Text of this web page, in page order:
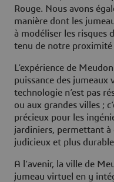
Rouge. Nous avons
manière dont les
à modéliser les risques
tenu de notre proximité
L’expérience de
puissance des
technologie n’est pas
ou aux grandes villes ;
précieux pour les
jardiniers, permettant à
judicieux et plus
A l’avenir, la ville de
jumeau virtuel en y